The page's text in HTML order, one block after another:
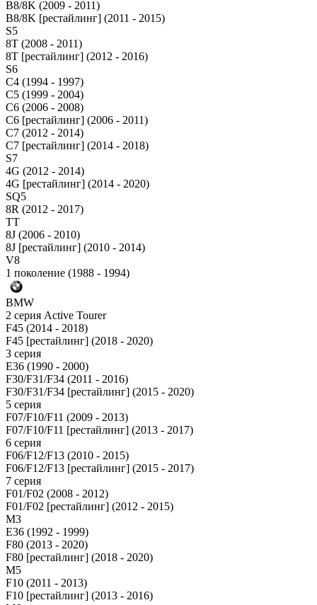
B8/8K (2009 - 2011)
B8/8K [рестайлинг] (2011 - 2015)
S5
8T (2008 - 2011)
8T [рестайлинг] (2012 - 2016)
S6
C4 (1994 - 1997)
C5 (1999 - 2004)
C6 (2006 - 2008)
C6 [рестайлинг] (2006 - 2011)
C7 (2012 - 2014)
C7 [рестайлинг] (2014 - 2018)
S7
4G (2012 - 2014)
4G [рестайлинг] (2014 - 2020)
SQ5
8R (2012 - 2017)
TT
8J (2006 - 2010)
8J [рестайлинг] (2010 - 2014)
V8
1 поколение (1988 - 1994)
BMW
2 серия Active Tourer
F45 (2014 - 2018)
F45 [рестайлинг] (2018 - 2020)
3 серия
E36 (1990 - 2000)
F30/F31/F34 (2011 - 2016)
F30/F31/F34 [рестайлинг] (2015 - 2020)
5 серия
F07/F10/F11 (2009 - 2013)
F07/F10/F11 [рестайлинг] (2013 - 2017)
6 серия
F06/F12/F13 (2010 - 2015)
F06/F12/F13 [рестайлинг] (2015 - 2017)
7 серия
F01/F02 (2008 - 2012)
F01/F02 [рестайлинг] (2012 - 2015)
M3
E36 (1992 - 1999)
F80 (2013 - 2020)
F80 [рестайлинг] (2018 - 2020)
М5
F10 (2011 - 2013)
F10 [рестайлинг] (2013 - 2016)